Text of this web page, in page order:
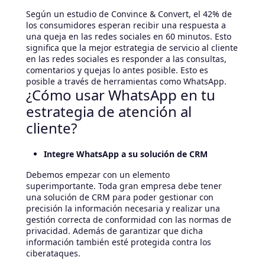
Según un estudio de Convince & Convert, el 42% de
los consumidores esperan recibir una respuesta a
una queja en las redes sociales en 60 minutos. Esto
significa que la mejor estrategia de servicio al cliente
en las redes sociales es responder a las consultas,
comentarios y quejas lo antes posible. Esto es
posible a través de herramientas como WhatsApp.
¿Cómo usar WhatsApp en tu
estrategia de atención al
cliente?
Integre WhatsApp a su solución de CRM
Debemos empezar con un elemento
superimportante. Toda gran empresa debe tener
una solución de CRM para poder gestionar con
precisión la información necesaria y realizar una
gestión correcta de conformidad con las normas de
privacidad. Además de garantizar que dicha
información también esté protegida contra los
ciberataques.